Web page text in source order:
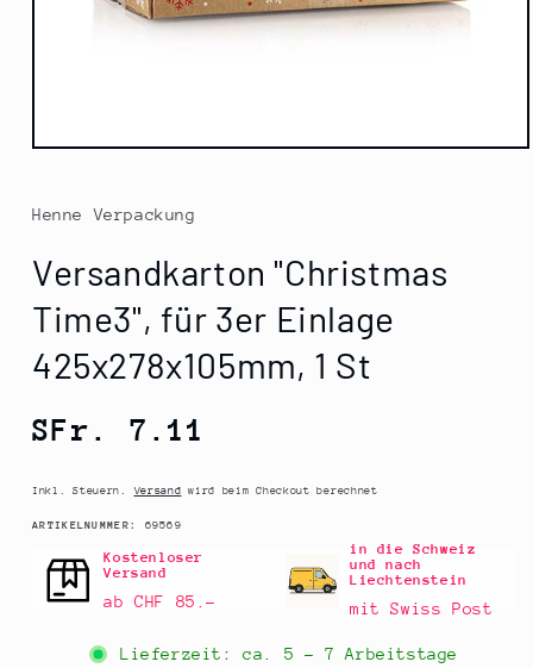
Medien
Modal
öffnen
Henne Verpackung
Versandkarton "Christmas
Time3", für 3er Einlage
425x278x105mm, 1 St
Normaler
SFr. 7.11
Inkl. Steuern.Versand wird beim Checkout berechnet
ARTIKELNUMMER: SKU:
69569
Kostenloser
Versand
ab CHF 85.–
in die Schweiz
und nach
Liechtenstein
mit Swiss Post
Lieferzeit: ca. 5 - 7 Arbeitstage